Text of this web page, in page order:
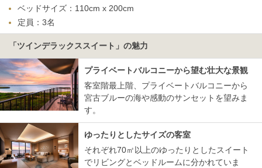
ベッドサイズ：110cm x 200cm
定員：3名
「ツインデラックススイート」の魅力
プライベートバルコニーから望む壮大な景観
客室階最上階、プライベートバルコニーから
宮古ブルーの海や感動のサンセットを望みま
す。
ゆったりとしたサイズの客室
それぞれ70㎡以上のゆったりとしたスイート
でリビングとベッドルームに分かれていま